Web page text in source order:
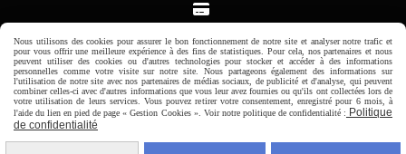

Paiement sécurisé
CB Crédit Agricole
Virement bancaire
Nous utilisons des cookies pour assurer le bon fonctionnement de notre site et analyser notre trafic et
pour vous offrir une meilleure expérience à des fins de statistiques. Pour cela, nos partenaires et nous
peuvent utiliser des cookies ou d'autres technologies pour stocker et accéder à des informations
personnelles comme votre visite sur notre site. Nous partageons également des informations sur
l'utilisation de notre site avec nos partenaires de médias sociaux, de publicité et d'analyse, qui peuvent
combiner celles-ci avec d'autres informations que vous leur avez fournies ou qu'ils ont collectées lors de
votre utilisation de leurs services. Vous pouvez retirer votre consentement, enregistré pour 6 mois, à
l'aide du lien en pied de page « Gestion Cookies ». Voir notre politique de confidentialité : Politique
de confidentialité